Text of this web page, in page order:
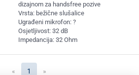
dizajnom za handsfree pozive
Vrsta: bežične slušalice
Ugrađeni mikrofon: ?
Osjetljivost: 32 dB
Impedancija: 32 Ohm
« 1 (current)
»